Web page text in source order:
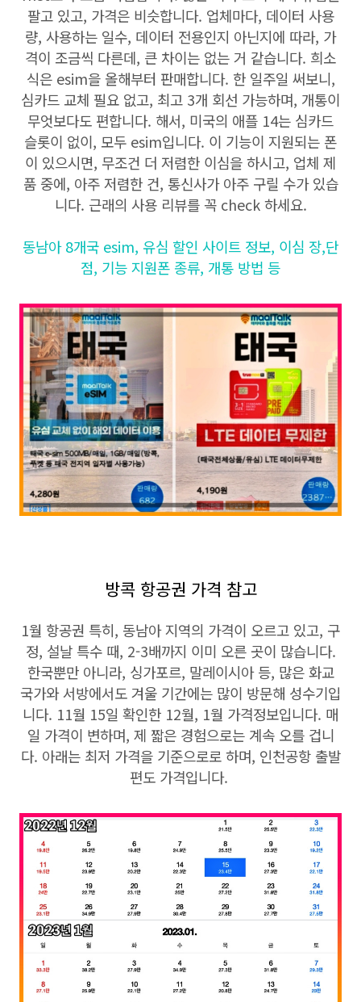
팔고 있고, 가격은 비슷합니다. 업체마다, 데이터 사용
량, 사용하는 일수, 데이터 전용인지 아닌지에 따라, 가
격이 조금씩 다른데, 큰 차이는 없는 거 같습니다. 희소
식은 esim을 올해부터 판매합니다. 한 일주일 써보니,
심카드 교체 필요 없고, 최고 3개 회선 가능하며, 개통이
무엇보다도 편합니다. 해서, 미국의 애플 14는 심카드
슬롯이 없이, 모두 esim입니다. 이 기능이 지원되는 폰
이 있으시면, 무조건 더 저렴한 이심을 하시고, 업체 제
품 중에, 아주 저렴한 건, 통신사가 아주 구릴 수가 있습
니다. 근래의 사용 리뷰를 꼭 check 하세요.
동남아 8개국 esim, 유심 할인 사이트 정보, 이심 장,단
점, 기능 지원폰 종류, 개통 방법 등
방콕 항공권 가격 참고
1월 항공권 특히, 동남아 지역의 가격이 오르고 있고, 구
정, 설날 특수 때, 2-3배까지 이미 오른 곳이 많습니다.
한국뿐만 아니라, 싱가포르, 말레이시아 등, 많은 화교
국가와 서방에서도 겨울 기간에는 많이 방문해 성수기입
니다. 11월 15일 확인한 12월, 1월 가격정보입니다. 매
일 가격이 변하며, 제 짧은 경험으로는 계속 오를 겁니
다. 아래는 최저 가격을 기준으로로 하며, 인천공항 출발
편도 가격입니다.